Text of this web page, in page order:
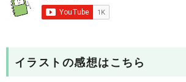
イラストの感想はこちら